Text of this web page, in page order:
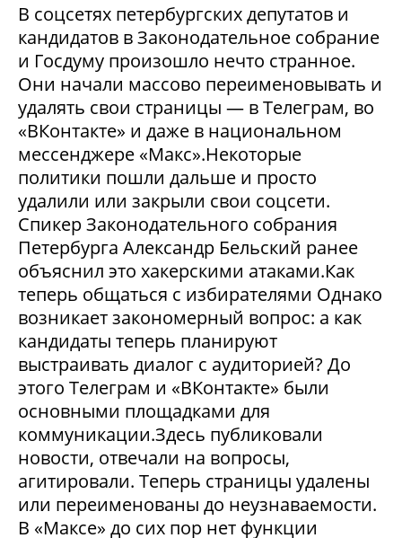
В соцсетях петербургских депутатов и
кандидатов в Законодательное собрание
и Госдуму произошло нечто странное.
Они начали массово переименовывать и
удалять свои страницы — в Телеграм, во
«ВКонтакте» и даже в национальном
мессенджере «Макс».Некоторые
политики пошли дальше и просто
удалили или закрыли свои соцсети.
Спикер Законодательного собрания
Петербурга Александр Бельский ранее
объяснил это хакерскими атаками.Как
теперь общаться с избирателями Однако
возникает закономерный вопрос: а как
кандидаты теперь планируют
выстраивать диалог с аудиторией? До
этого Телеграм и «ВКонтакте» были
основными площадками для
коммуникации.Здесь публиковали
новости, отвечали на вопросы,
агитировали. Теперь страницы удалены
или переименованы до неузнаваемости.
В «Максе» до сих пор нет функции